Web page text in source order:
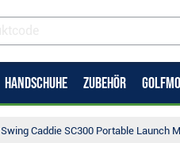
HANDSCHUHE ZUBEHÖR
Swing Caddie SC300 Portable Launch